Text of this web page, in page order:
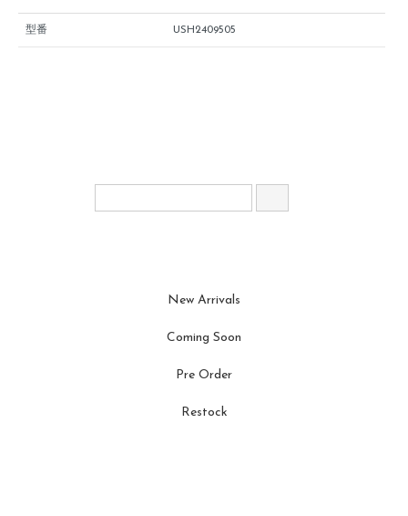
型番 USH2409505
New Arrivals
Coming Soon
Pre Order
Restock